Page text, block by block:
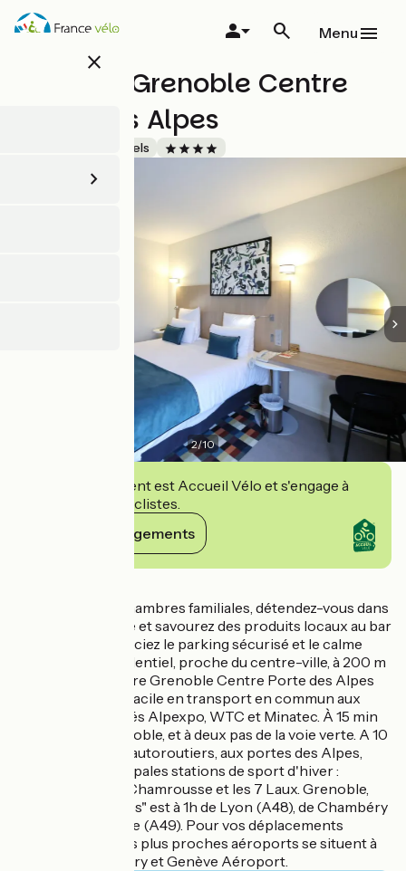
Aller
au
close
Menu
Mercure Grenoble Centre
Porte des Alpes
Hôtels
2/10
Cet établissement est Accueil Vélo et s'engage à
accueillir des cyclistes.
Voir ses engagements
Profitez de nos chambres familiales, détendez-vous dans
l'espace bien-être et savourez des produits locaux au bar
restaurant. Appréciez le parking sécurisé et le calme
d'un quartier résidentiel, proche du centre-ville, à 200 m
du tram. Le Mercure Grenoble Centre Porte des Alpes
permet un accès facile en transport en commun aux
centres de congrés Alpexpo, WTC et Minatec. À 15 min
de la gare de Grenoble, et à deux pas de la voie verte. A 10
minutes des axes autoroutiers, aux portes des Alpes,
proche des principales stations de sport d'hiver :
Villard-de-Lans, Chamrousse et les 7 Laux. Grenoble,
"Capitale des Alpes" est à 1h de Lyon (A48), de Chambéry
(A41) et de Valence (A49). Pour vos déplacements
internationaux, les plus proches aéroports se situent à
Lyon Saint-Exupéry et Genève Aéroport.